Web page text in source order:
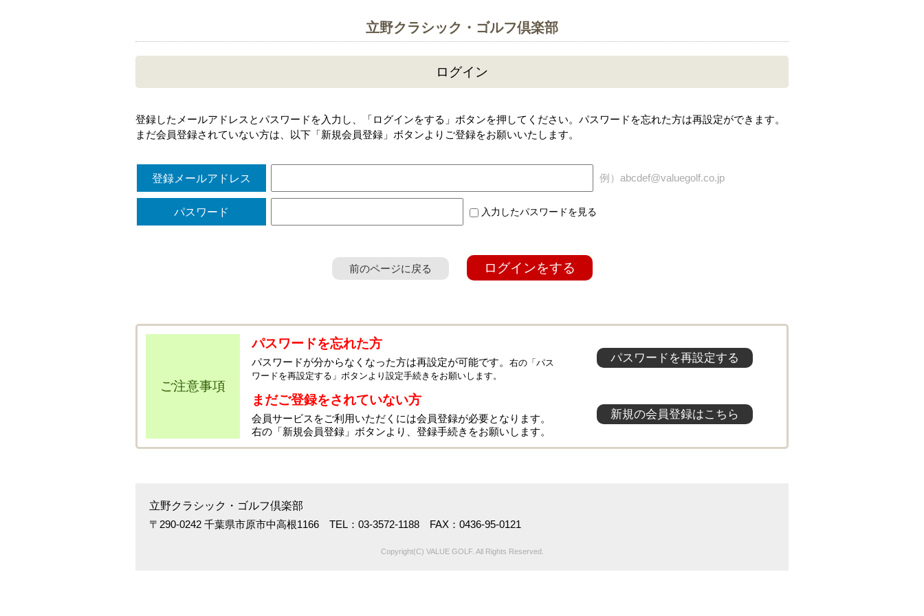
立野クラシック・ゴルフ倶楽部
ログイン
登録したメールアドレスとパスワードを入力し、「ログインをする」ボタンを押してください。パスワードを忘れた方は再設定ができます。
まだ会員登録されていない方は、以下「新規会員登録」ボタンよりご登録をお願いいたします。
登録メールアドレス 例）abcdef@valuegolf.co.jp
パスワード 入力したパスワードを見る
前のページに戻る ログインをする
ご注意事項
パスワードを忘れた方
パスワードが分からなくなった方は再設定が可能です。 右の「パス
ワードを再設定する」ボタンより設定手続きをお願いします。
パスワードを再設定する
まだご登録をされていない方
会員サービスをご利用いただくには会員登録が必要となります。
右の「新規会員登録」ボタンより、登録手続きをお願いします。
新規の会員登録はこちら
立野クラシック・ゴルフ倶楽部
〒290-0242 千葉県市原市中高根1166 TEL：03-3572-1188 FAX：0436-95-0121
Copyright(C) VALUE GOLF. All Rights Reserved.